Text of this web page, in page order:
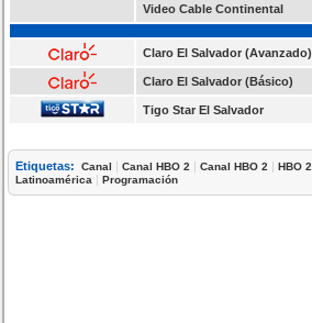
Video Cable Continental
Claro El Salvador (Avanzado)
Claro El Salvador (Básico)
Tigo Star El Salvador
Etiquetas: Canal |Canal HBO 2 |Canal HBO 2 |HBO 2
Latinoamérica |Programación